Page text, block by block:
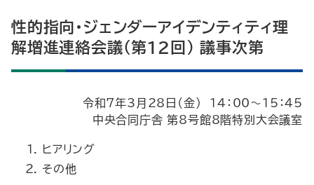
性的指向・ジェンダーアイデンティティ理
解増進連絡会議（第12回） 議事次第
令和7年3月28日 （金） 14：00～15：45
中央合同庁舎 第8号館8階特別大会議室
ヒアリング
その他